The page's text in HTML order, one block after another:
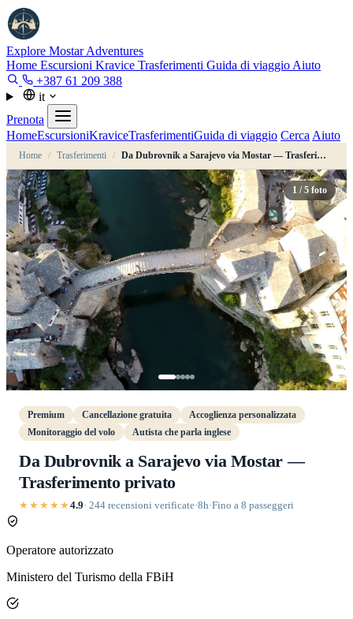
Explore MostarAdventures
Home Escursioni Kravice Trasferimenti Guida di viaggio Aiuto
+387 61 209 388
it
Prenota
HomeEscursioniKraviceTrasferimentiGuida di viaggio Cerca Aiuto
Home / Trasferimenti / Da Dubrovnik a Sarajevo via Mostar — Trasferimento privato
1 / 5 foto
Premium Cancellazione gratuita
Accoglienza personalizzata
Monitoraggio del volo
Autista che parla inglese
Da Dubrovnik a Sarajevo via Mostar —
Trasferimento privato
★★★★★4.9· 244 recensioni verificate·8h·Fino a 8 passeggeri
Operatore autorizzato
Ministero del Turismo della FBiH